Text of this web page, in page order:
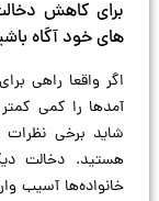
برای کاهش
های خود آگاه
اگر واقعا راهی
آمدها را کمی
شاید برخی نظرات
هستید. دخالت
خانواده‌ها آسیب